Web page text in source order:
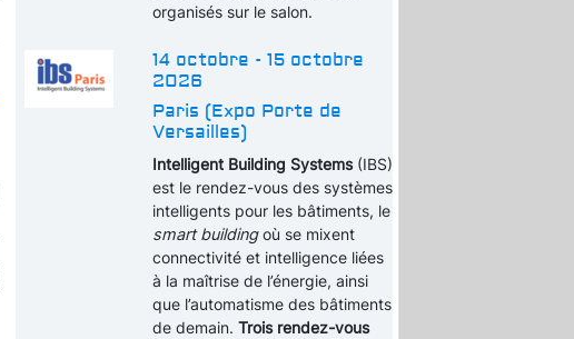
organisés sur le salon.
14 octobre - 15 octobre
2026
Paris (Expo Porte de
Versailles)
Intelligent Building Systems(IBS)
est le rendez-vous des systèmes
intelligents pour les bâtiments, le
smart buildingoù se mixent
connectivité et intelligence liées
à la maîtrise de l’énergie, ainsi
que l’automatisme des bâtiments
de demain. Trois rendez-vous